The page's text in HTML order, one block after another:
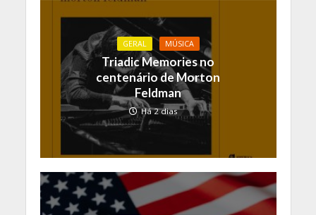
GERAL MÚSICA
Triadic Memories no
centenário de Morton
Feldman
Há 2 dias